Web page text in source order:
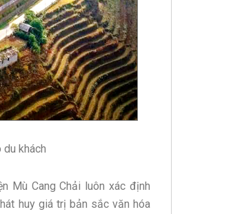
khách
Mù Cang Chải luôn xác định
huy giá trị bản sắc văn hóa